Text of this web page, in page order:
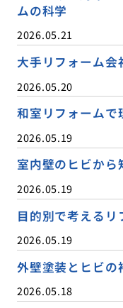
ムの科学
2026.05.21
大手リフォーム
2026.05.20
和室リフォームで
2026.05.19
室内壁のヒビから
2026.05.19
目的別で考える
2026.05.19
外壁塗装とヒビの
2026.05.18